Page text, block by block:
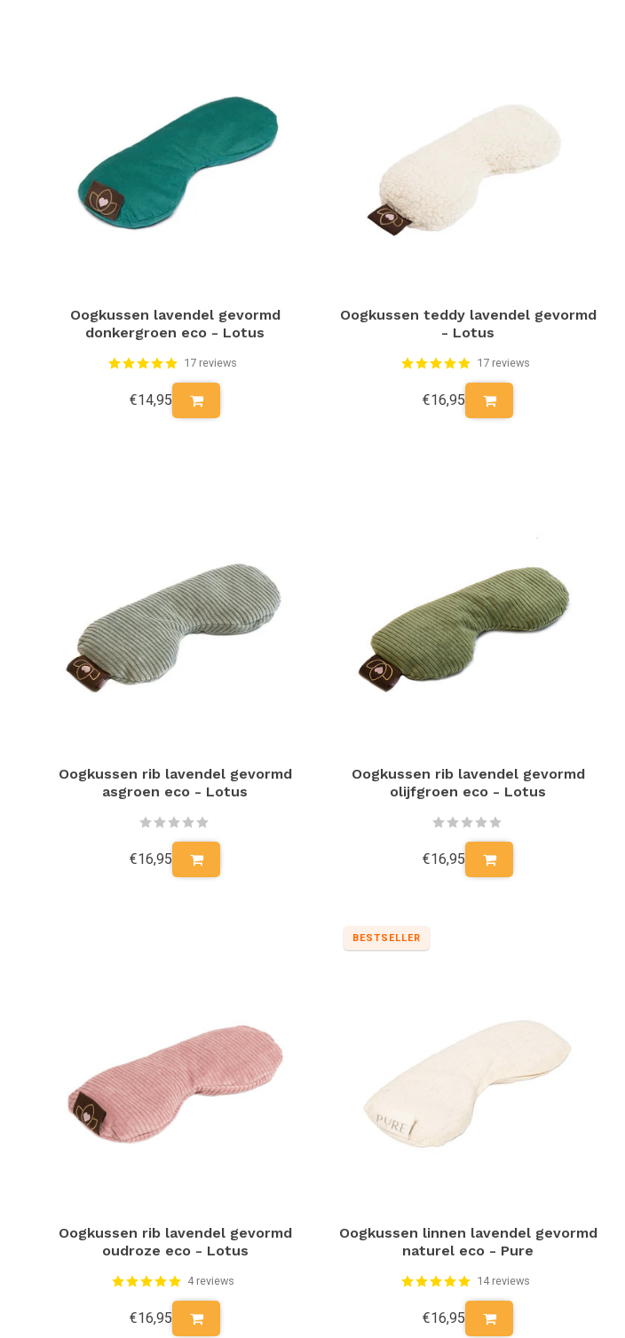
Oogkussen lavendel gevormd
donkergroen eco - Lotus
17 reviews
€14,95
Oogkussen teddy lavendel gevormd
- Lotus
17 reviews
€16,95
Oogkussen rib lavendel gevormd
asgroen eco - Lotus
€16,95
Oogkussen rib lavendel gevormd
olijfgroen eco - Lotus
€16,95
Oogkussen rib lavendel gevormd
oudroze eco - Lotus
4 reviews
€16,95
BESTSELLER
Oogkussen linnen lavendel gevormd
naturel eco - Pure
14 reviews
€16,95